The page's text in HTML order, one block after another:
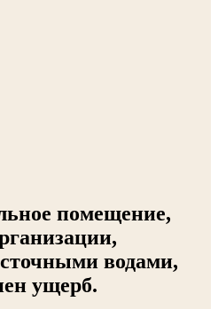
помещение,
сточными водами,
ущерб.